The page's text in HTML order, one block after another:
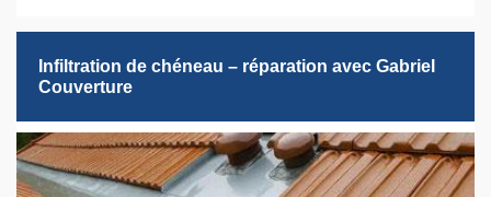
Infiltration de chéneau – réparation avec Gabriel
Couverture